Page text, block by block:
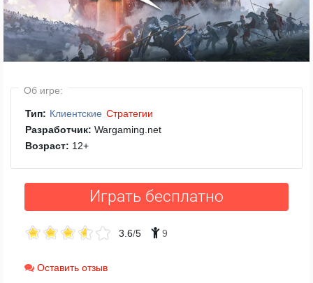
Об игре:
Тип: Клиентские Стратегии
Разработчик: Wargaming.net
Возраст: 12+
Играть бесплатно
3.6/5 9
Оставить отзыв